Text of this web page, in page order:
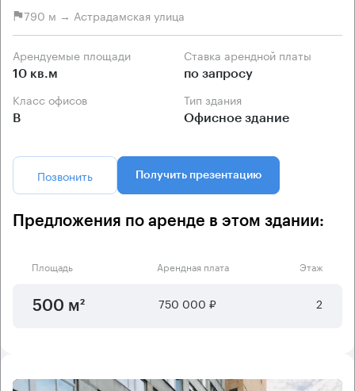
790 м → Астрадамская улица
Арендуемые площади
10 кв.м
Ставка арендной платы
по запросу
Класс офисов
B
Тип здания
Офисное здание
Позвонить Получить презентацию
Предложения по аренде в этом здании:
Площадь Арендная плата Этаж
500 м² 750 000 ₽ 2